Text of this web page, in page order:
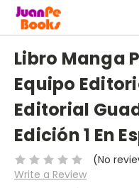
Libro Manga
Equipo
Editorial
Edición 1 En
(No
Write a Review